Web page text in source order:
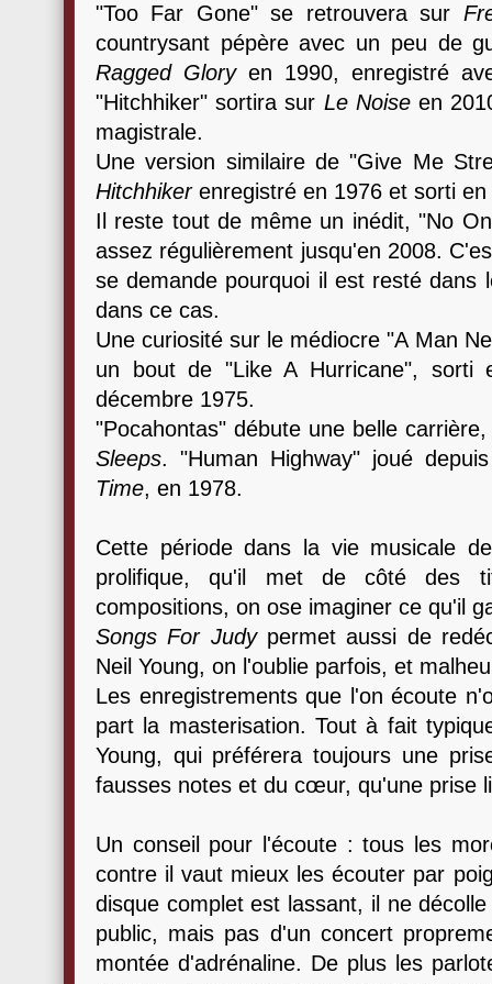
"Too Far Gone" se retrouvera sur
countrysant pépère avec un peu de
Ragged Gloryen 1990, enregistré
"Hitchhiker" sortira sur Le Noiseen
magistrale.
Une version similaire de "Give Me
Hitchhikerenregistré en 1976 et sorti en
Il reste tout de même un inédit, "No
assez régulièrement jusqu'en 2008.
se demande pourquoi il est resté
dans ce cas.
Une curiosité sur le médiocre "A Man
un bout de "Like A Hurricane", sorti
décembre 1975.
"Pocahontas" débute une belle
Sleeps. "Human Highway" joué
Time, en 1978.
Cette période dans la vie musicale
prolifique, qu'il met de côté des
compositions, on ose imaginer ce qu'il
Songs For Judypermet aussi de
Neil Young, on l'oublie parfois, et
Les enregistrements que l'on écoute
part la masterisation. Tout à fait
Young, qui préférera toujours une
fausses notes et du cœur, qu'une prise
Un conseil pour l'écoute : tous les
contre il vaut mieux les écouter par
disque complet est lassant, il ne
public, mais pas d'un concert
montée d'adrénaline. De plus les